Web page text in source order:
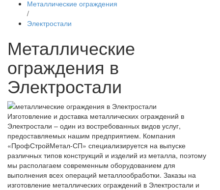
Металлические ограждения
/
Электростали
Металлические
ограждения в
Электростали
Изготовление и доставка металлических ограждений в
Электростали – один из востребованных видов услуг,
предоставляемых нашим предприятием. Компания
«ПрофСтройМетал-СП» специализируется на выпуске
различных типов конструкций и изделий из металла, поэтому
мы располагаем современным оборудованием для
выполнения всех операций металлообработки. Заказы на
изготовление металлических ограждений в Электростали и